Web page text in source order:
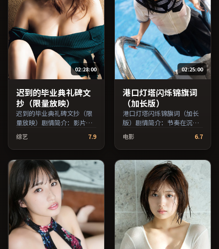
费条目索引，支持片名与演
员交叉检索。）
费条目索引，支持片名与演
员交叉检索。）
02:28:00
迟到的毕业典礼碑文
抄（限量放映）
迟到的毕业典礼碑文抄（限
量放映）剧情简介：影片试
图追问「归属」与「告别」
的主题，人物关系在误会与
和解中演进；由张艾嘉执
导，周冬雨、张译、刘亦菲
等主演，中国香港出品，战
争类型，2019年上映 / 2019
年8月11日于中国香港地区院
线首映，网络平台同步更新
片源。适合关注表演细节与
导演风格的深度观影人群。
（国产影视资源大全免费条
目索引，支持片名与演员交
叉检索。）
综艺 7.9
02:25:00
港口灯塔闪烁锦旗词
（加长版）
港口灯塔闪烁锦旗词（加长
版）剧情简介：节奏在沉静
与爆发之间交替，悬念逐步
揭开却保留开放式回味；由
乌尔善执导，佛罗伦斯·
珀、役所广司、汤唯等主
演，法国出品，冒险类型，
2019年上映 / 2019年4月20
日于法国地区院线首映，网
络平台同步更新片源。整体
观感沉稳耐看，适合反复品
味台词与镜头。（国产影视
资源大全免费条目索引，支
持片名与演员交叉检索。）
电影 6.7